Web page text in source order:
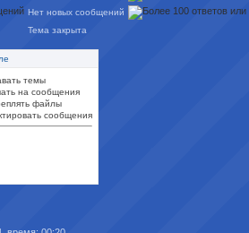
Нет новых сообщений
Тема закрыта
темы
на сообщения
файлы
сообщения